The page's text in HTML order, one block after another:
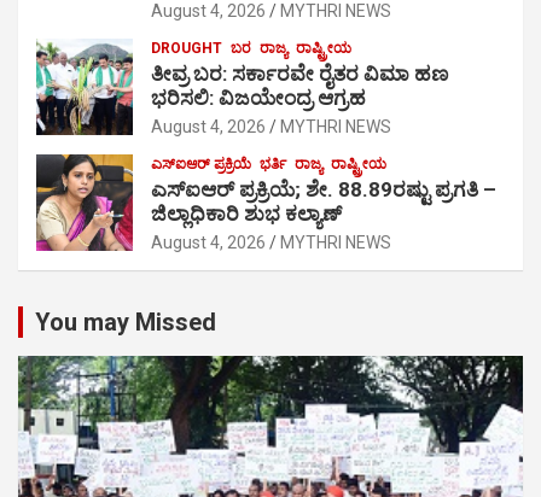
August 4, 2026 MYTHRI NEWS
DROUGHT ಬರ ರಾಜ್ಯ ರಾಷ್ಟ್ರೀಯ
ತೀವ್ರ ಬರ: ಸರ್ಕಾರವೇ ರೈತರ ವಿಮಾ ಹಣ
ಭರಿಸಲಿ: ವಿಜಯೇಂದ್ರ ಆಗ್ರಹ
August 4, 2026 MYTHRI NEWS
ಎಸ್‍ಐಆರ್ ಪ್ರಕ್ರಿಯೆ ಭರ್ತಿ ರಾಜ್ಯ ರಾಷ್ಟ್ರೀಯ
ಎಸ್‍ಐಆರ್ ಪ್ರಕ್ರಿಯೆ; ಶೇ. 88.89ರಷ್ಟು ಪ್ರಗತಿ –
ಜಿಲ್ಲಾಧಿಕಾರಿ ಶುಭ ಕಲ್ಯಾಣ್
August 4, 2026 MYTHRI NEWS
You may Missed